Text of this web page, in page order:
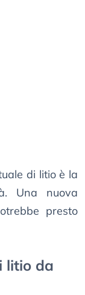
di litio è la
Una nuova
presto
litio da